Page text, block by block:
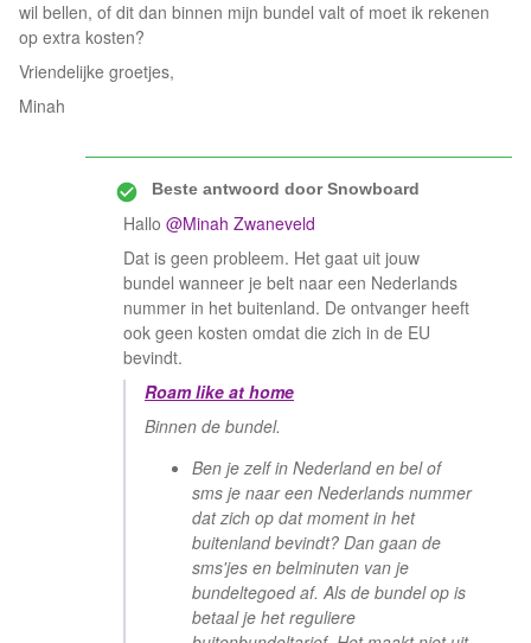
wil bellen, of dit dan binnen mijn bundel valt of moet ik rekenen
op extra kosten?
Vriendelijke groetjes,
Minah
Beste antwoord doorSnowboard
Hallo @Minah Zwaneveld
Dat is geen probleem. Het gaat uit jouw
bundel wanneer je belt naar een Nederlands
nummer in het buitenland. De ontvanger heeft
ook geen kosten omdat die zich in de EU
bevindt.
Roam like at home
Binnen de bundel.
Ben je zelf in Nederland en bel of
sms je naar een Nederlands nummer
dat zich op dat moment in het
buitenland bevindt? Dan gaan de
sms'jes en belminuten van je
bundeltegoed af. Als de bundel op is
betaal je het reguliere